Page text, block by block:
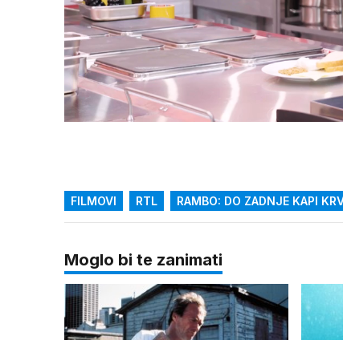
zvuk
/
Loaded
25.16%
FILMOVI RTL RAMBO: DO ZADNJE KAPI
Moglo bi te zanimati